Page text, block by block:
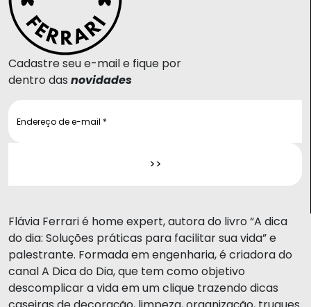
Cadastre seu e-mail e fique por
dentro das novidades
Flávia Ferrari é home expert, autora do livro “A dica
do dia: Soluções práticas para facilitar sua vida” e
palestrante. Formada em engenharia, é criadora do
canal A Dica do Dia, que tem como objetivo
descomplicar a vida em um clique trazendo dicas